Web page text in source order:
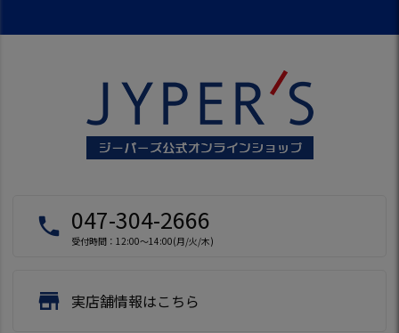
local_phone 047-304-2666
受付時間：12:00～14:00(月/火/木)
store 実店舗情報はこちら